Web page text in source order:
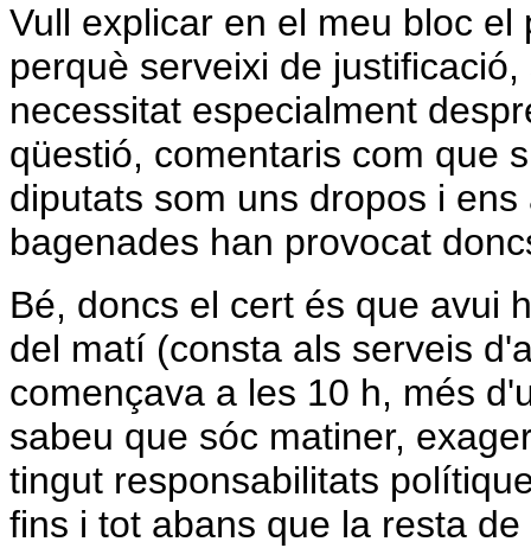
Vull explicar en el meu bloc
perquè serveixi de
necessitat especialment
qüestió, comentaris com que
diputats som uns dropos i
bagenades han provocat
Bé, doncs el cert és que avui
del matí (consta als serveis
començava a les 10 h, més
sabeu que sóc matiner,
tingut responsabilitats
fins i tot abans que la resta